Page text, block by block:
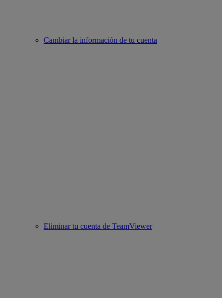
Cambiar la información de tu cuenta
Eliminar tu cuenta de TeamViewer